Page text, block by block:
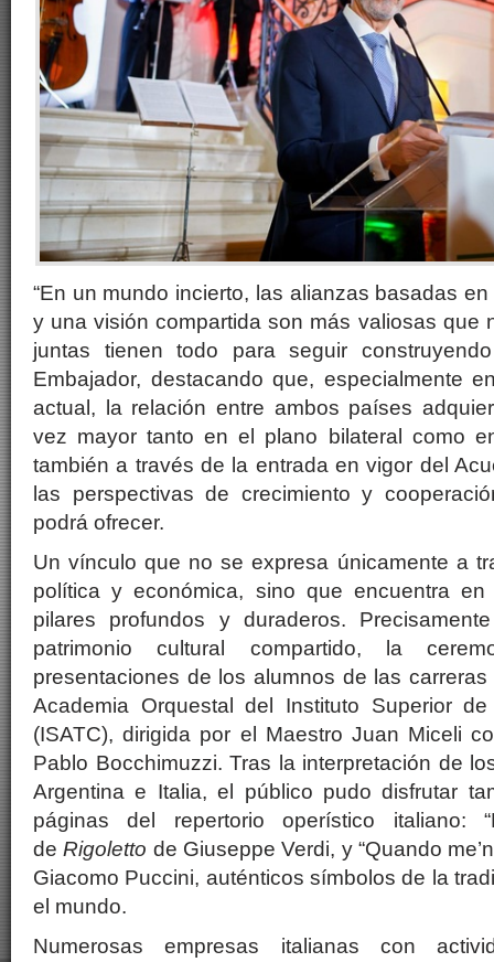
“En un mundo incierto, las alianzas basadas
y una visión compartida son más valiosas que
juntas tienen todo para seguir
Embajador, destacando que, especialmente
actual, la relación entre ambos países
vez mayor tanto en el plano bilateral como
también a través de la entrada en vigor del
las perspectivas de crecimiento y
podrá ofrecer.
Un vínculo que no se expresa únicamente a
política y económica, sino que encuentra
pilares profundos y duraderos.
patrimonio cultural compartido, la
presentaciones de los alumnos de las
Academia Orquestal del Instituto Superior
(ISATC), dirigida por el Maestro Juan Miceli
Pablo Bocchimuzzi. Tras la interpretación de
Argentina e Italia, el público pudo disfrutar
páginas del repertorio operístico italiano:
deRigoletto de Giuseppe Verdi, y “Quando
Giacomo Puccini, auténticos símbolos de la
el mundo.
Numerosas empresas italianas con